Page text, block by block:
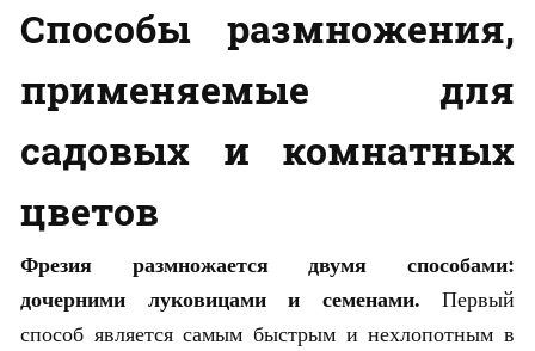
Способы размножения,
применяемые для
садовых и комнатных
цветов
Фрезия размножается двумя способами:
дочерними луковицами и семенами. Первый
способ является самым быстрым и нехлопотным в